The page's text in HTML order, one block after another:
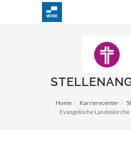
Home Karrierecenter
Evangelische